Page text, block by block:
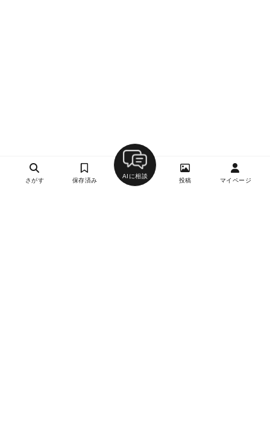
さがす 保存済み
AIに相談
投稿 マイページ